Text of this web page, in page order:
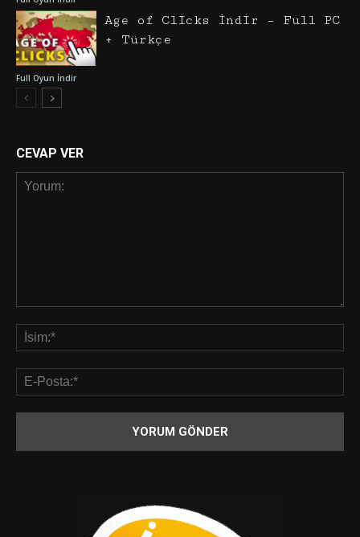
Full Oyun İndir
Age of Clicks İndir – Full PC
+ Türkçe
CEVAP VER